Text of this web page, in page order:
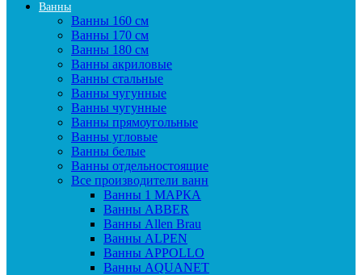
Ванны
Ванны 160 см
Ванны 170 см
Ванны 180 см
Ванны акриловые
Ванны стальные
Ванны чугунные
Ванны чугунные
Ванны прямоугольные
Ванны угловые
Ванны белые
Ванны отдельностоящие
Все производители ванн
Ванны 1 МАРКА
Ванны ABBER
Ванны Allen Brau
Ванны ALPEN
Ванны APPOLLO
Ванны AQUANET